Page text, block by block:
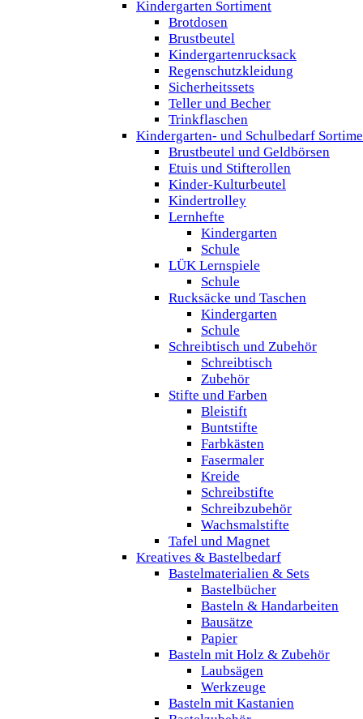
Kindergarten Sortiment
Brotdosen
Brustbeutel
Kindergartenrucksack
Regenschutzkleidung
Sicherheitssets
Teller und Becher
Trinkflaschen
Kindergarten- und Schulbedarf
Brustbeutel und Geldbörsen
Etuis und Stifterollen
Kinder-Kulturbeutel
Kindertrolley
Lernhefte
Kindergarten
Schule
LÜK Lernspiele
Schule
Rucksäcke und Taschen
Kindergarten
Schule
Schreibtisch und Zubehör
Schreibtisch
Zubehör
Stifte und Farben
Bleistift
Buntstifte
Farbkästen
Fasermaler
Kreide
Schreibstifte
Schreibzubehör
Wachsmalstifte
Tafel und Magnet
Kreatives & Bastelbedarf
Bastelmaterialien & Sets
Bastelbücher
Basteln & Handarbeiten
Bausätze
Papier
Basteln mit Holz & Zubehör
Laubsägen
Werkzeuge
Basteln mit Kastanien